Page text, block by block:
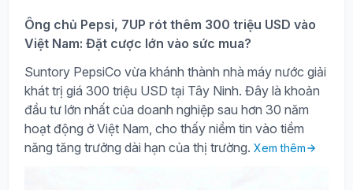
Ông chủ Pepsi, 7UP rót thêm 300 triệu USD vào
Việt Nam: Đặt cược lớn vào sức mua?
Suntory PepsiCo vừa khánh thành nhà máy nước giải
khát trị giá 300 triệu USD tại Tây Ninh. Đây là khoản
đầu tư lớn nhất của doanh nghiệp sau hơn 30 năm
hoạt động ở Việt Nam, cho thấy niềm tin vào tiềm
năng tăng trưởng dài hạn của thị trường. Xem thêm